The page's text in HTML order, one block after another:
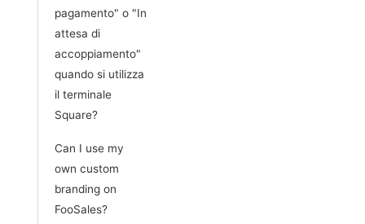
pagamento" o "In
attesa di
accoppiamento"
quando si utilizza
il terminale
Square?
Can I use my
own custom
branding on
FooSales?